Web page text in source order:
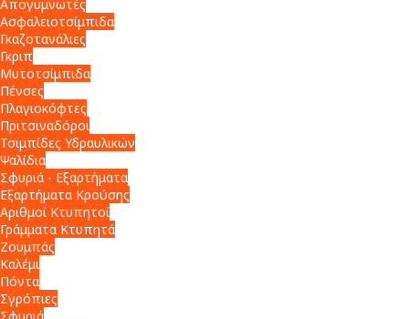
Απογυμνωτές
Ασφαλειοτσίμπιδα
Γκαζοτανάλιες
Γκριπ
Μυτοτσίμπιδα
Πένσες
Πλαγιοκόφτες
Πριτσιναδόροι
Τσιμπίδες Υδραυλικών
Ψαλίδια
Σφυριά - Εξαρτήματα
Εξαρτήματα Κρούσης
Αριθμοί Κτυπητοί
Γράμματα Κτυπητά
Ζουμπάς
Καλέμι
Πόντα
Σγρόπιες